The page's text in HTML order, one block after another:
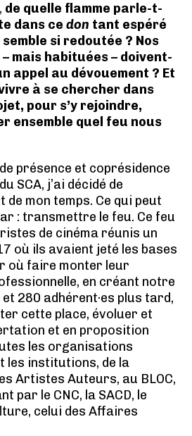
de quelle flamme parle-t-
dans ce don tant espéré
si redoutée ? Nos
mais habituées – doivent-
appel au dévouement ? Et
à se chercher dans
pour s’y rejoindre,
ensemble quel feu nous
présence et coprésidence
SCA, j’ai décidé de
mon temps. Ce qui peut
: transmettre le feu. Ce feu
de cinéma réunis un
où ils avaient jeté les bases
où faire monter leur
en créant notre
280 adhérent·es plus tard,
cette place, évoluer et
et en proposition
les organisations
les institutions, de la
Artistes Auteurs, au BLOC,
par le CNC, la SACD, le
celui des Affaires